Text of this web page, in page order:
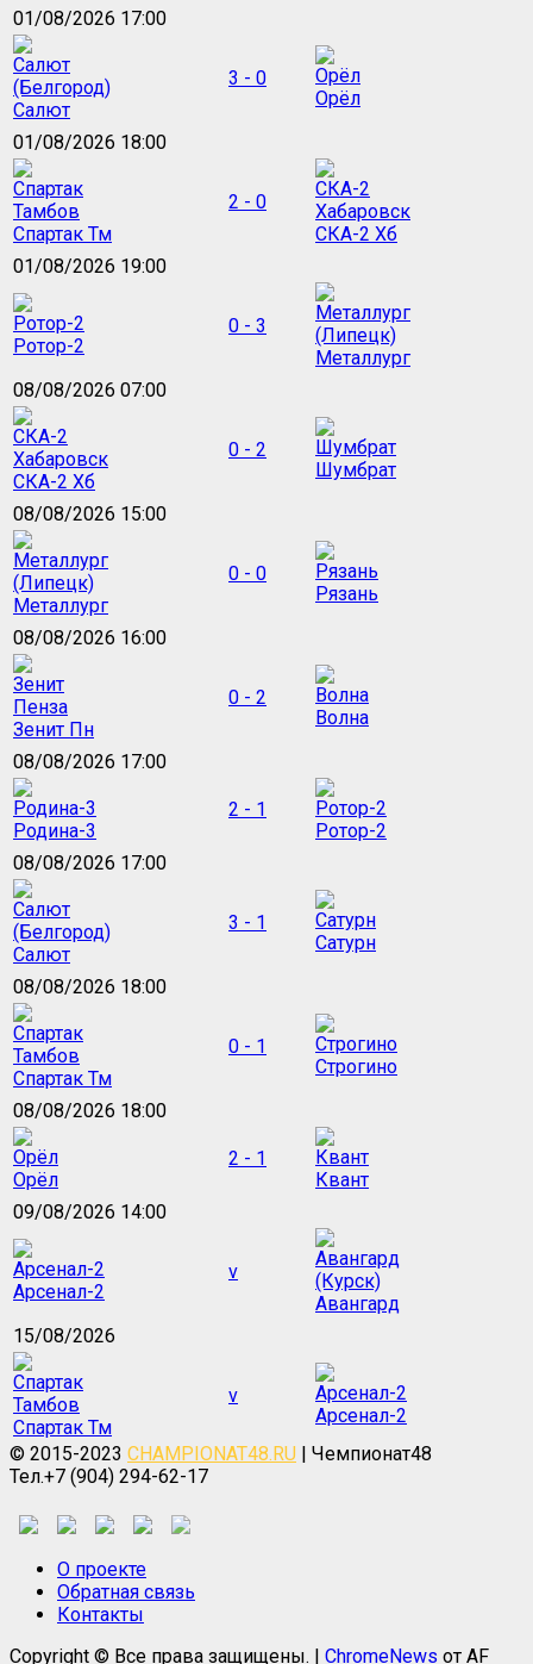
01/08/2026 17:00
Салют
3 - 0
Орёл
01/08/2026 18:00
Спартак Тм
2 - 0
СКА-2 Хб
01/08/2026 19:00
Ротор-2
0 - 3
Металлург
08/08/2026 07:00
СКА-2 Хб
0 - 2
Шумбрат
08/08/2026 15:00
Металлург
0 - 0
Рязань
08/08/2026 16:00
Зенит Пн
0 - 2
Волна
08/08/2026 17:00
Родина-3
2 - 1
Ротор-2
08/08/2026 17:00
Салют
3 - 1
Сатурн
08/08/2026 18:00
Спартак Тм
0 - 1
Строгино
08/08/2026 18:00
Орёл
2 - 1
Квант
09/08/2026 14:00
Арсенал-2
v
Авангард
15/08/2026
Спартак Тм
v
Арсенал-2
© 2015-2023 CHAMPIONAT48.RU | Чемпионат48
Тел.+7 (904) 294-62-17
О проекте
Обратная связь
Контакты
Copyright © Все права защищены. | ChromeNews от AF